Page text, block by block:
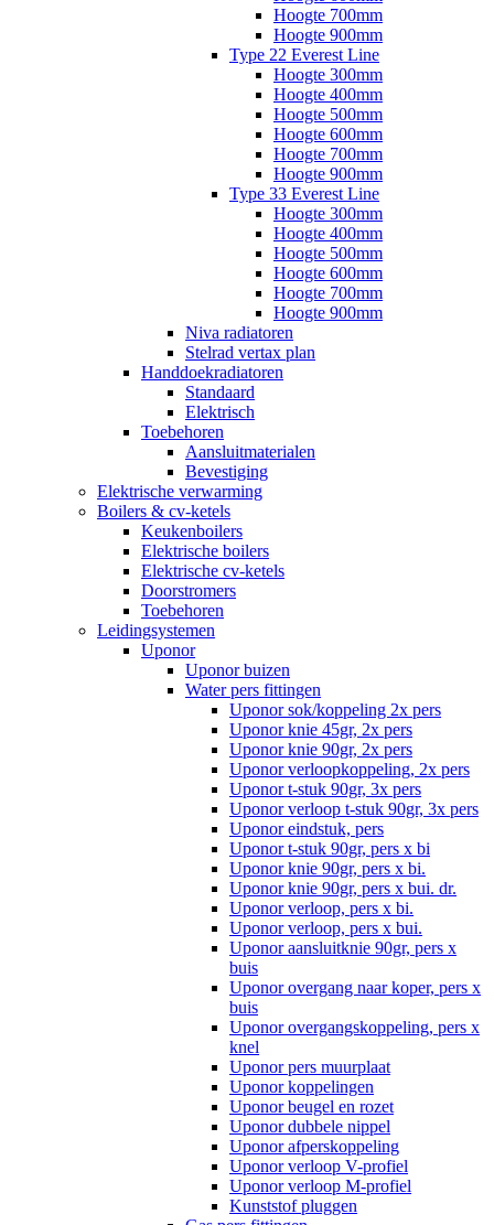
Hoogte 700mm
Hoogte 900mm
Type 22 Everest Line
Hoogte 300mm
Hoogte 400mm
Hoogte 500mm
Hoogte 600mm
Hoogte 700mm
Hoogte 900mm
Type 33 Everest Line
Hoogte 300mm
Hoogte 400mm
Hoogte 500mm
Hoogte 600mm
Hoogte 700mm
Hoogte 900mm
Niva radiatoren
Stelrad vertax plan
Handdoekradiatoren
Standaard
Elektrisch
Toebehoren
Aansluitmaterialen
Bevestiging
Elektrische verwarming
Boilers & cv-ketels
Keukenboilers
Elektrische boilers
Elektrische cv-ketels
Doorstromers
Toebehoren
Leidingsystemen
Uponor
Uponor buizen
Water pers fittingen
Uponor sok/koppeling 2x pers
Uponor knie 45gr, 2x pers
Uponor knie 90gr, 2x pers
Uponor verloopkoppeling, 2x pers
Uponor t-stuk 90gr, 3x pers
Uponor verloop t-stuk 90gr, 3x pers
Uponor eindstuk, pers
Uponor t-stuk 90gr, pers x bi
Uponor knie 90gr, pers x bi.
Uponor knie 90gr, pers x bui. dr.
Uponor verloop, pers x bi.
Uponor verloop, pers x bui.
Uponor aansluitknie 90gr, pers x
buis
Uponor overgang naar koper, pers x
buis
Uponor overgangskoppeling, pers x
knel
Uponor pers muurplaat
Uponor koppelingen
Uponor beugel en rozet
Uponor dubbele nippel
Uponor afperskoppeling
Uponor verloop V-profiel
Uponor verloop M-profiel
Kunststof pluggen